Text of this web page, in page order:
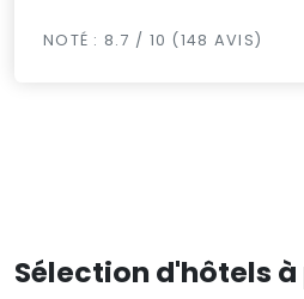
NOTÉ : 8.7 / 10 (148 AVIS)
Sélection d'hôtels